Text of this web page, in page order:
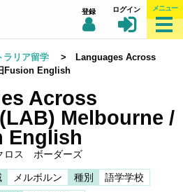
登録 ログイン メニュー
ラリア留学 > Languages Across
Fusion English
Across
Melbourne /
English
ロス ボーダーズ
メルボルン 種別
語学学校